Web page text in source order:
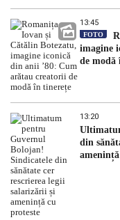
13:45
FOTO
imagine
de modă
13:20
din